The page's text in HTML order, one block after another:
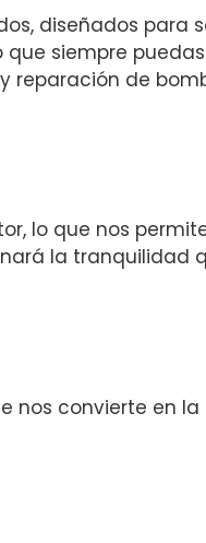
diseñados para
siempre
reparación de
lo que nos
la tranquilidad
nos convierte en